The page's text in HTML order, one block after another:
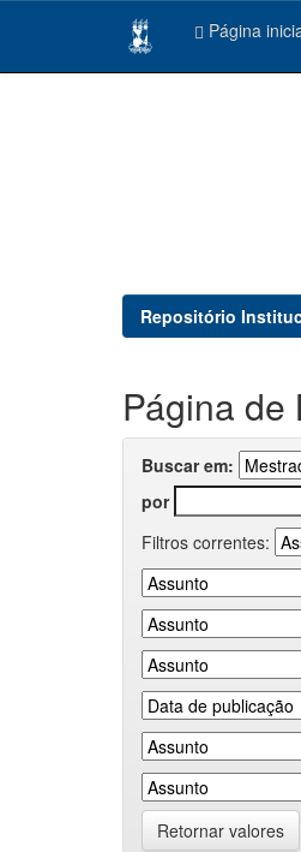
Página
Repositório
Página de
Buscar em:
por
Filtros correntes:
Retornar valores